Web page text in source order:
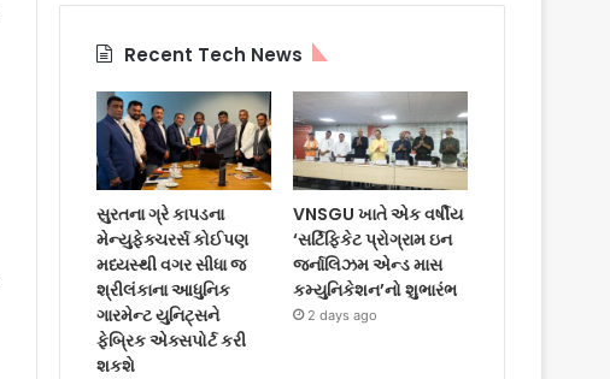
Recent Tech News
સુરતના ગ્રે કાપડના
મેન્યુફેક્ચરર્સ કોઈપણ
મધ્યસ્થી વગર સીધા જ
શ્રીલંકાના આધુનિક
ગારમેન્ટ યુનિટ્સને
ફેબ્રિક એક્સપોર્ટ કરી
શકશે
VNSGU ખાતે એક વર્ષીય
‘સર્ટિફિકેટ પ્રોગ્રામ ઇન
જર્નાલિઝમ એન્ડ માસ
કમ્યુનિકેશન’નો શુભારંભ
2 days ago